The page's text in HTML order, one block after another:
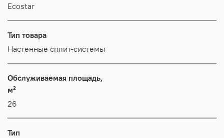
Ecostar
Тип товара
Настенные сплит-системы
Обслуживаемая площадь,
м²
26
Тип